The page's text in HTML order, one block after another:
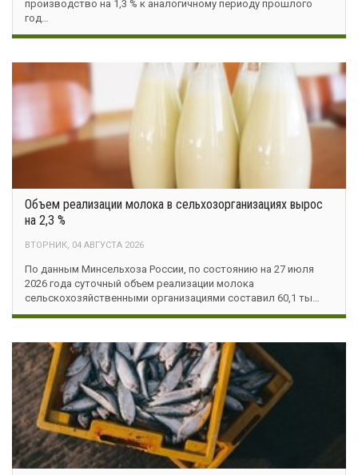
производство на 1,3 % к аналогичному периоду прошлого
год…
Объем реализации молока в сельхозорганизациях вырос
на 2,3 %
ВТОРНИК, 04 АВГУСТА 2026
По данным Минсельхоза России, по состоянию на 27 июля
2026 года суточный объем реализации молока
сельскохозяйственными организациями составил 60,1 ты…